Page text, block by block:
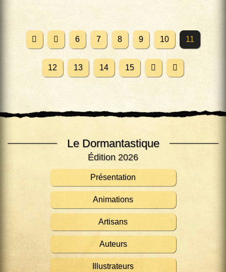
Le Dormantastique
Édition 2026
Présentation
Animations
Artisans
Auteurs
Illustrateurs
6 7 8 9 10 11
12 13 14 15